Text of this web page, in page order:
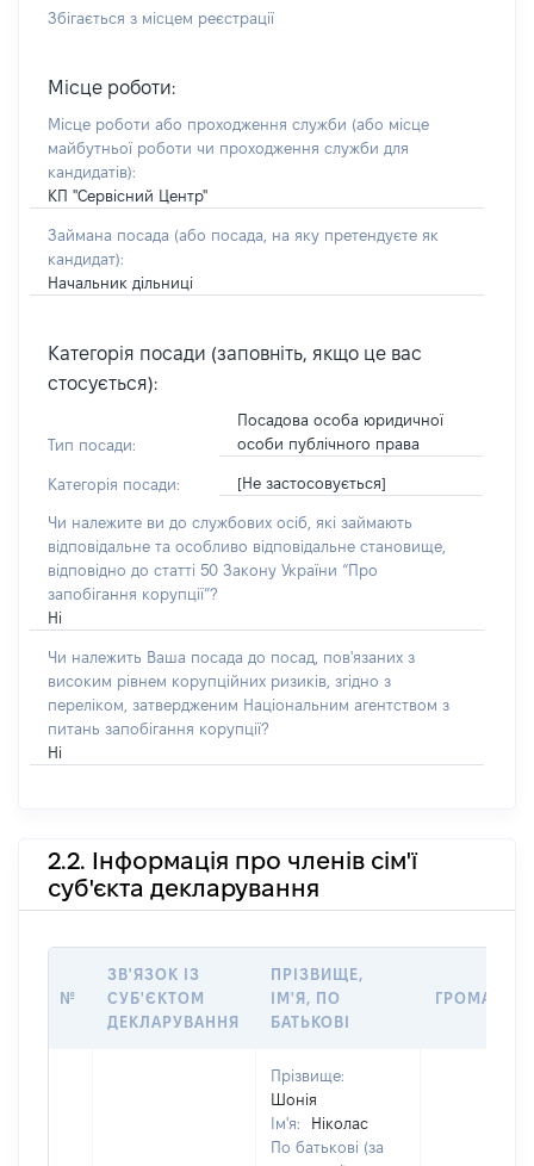
Збігається з місцем реєстрації
Місце роботи:
Місце роботи або проходження служби (або місце
майбутньої роботи чи проходження служби для
кандидатів):
КП "Сервісний Центр"
Займана посада (або посада, на яку претендуєте як
кандидат):
Начальник дільниці
Категорія посади (заповніть, якщо це вас
стосується):
Тип посади:
Посадова особа юридичної
особи публічного права
Категорія посади: [Не застосовується]
Чи належите ви до службових осіб, які займають
відповідальне та особливо відповідальне становище,
відповідно до статті 50 Закону України “Про
запобігання корупції”?
Ні
Чи належить Ваша посада до посад, пов'язаних з
високим рівнем корупційних ризиків, згідно з
переліком, затвердженим Національним агентством з
питань запобігання корупції?
Ні
2.2. Інформація про членів сім'ї
суб'єкта декларування
№
ЗВ'ЯЗОК ІЗ
СУБ'ЄКТОМ
ДЕКЛАРУВАННЯ
ПРІЗВИЩЕ,
ІМ'Я, ПО
БАТЬКОВІ
Прізвище:
Шонія
Ім'я:
Ніколас
По батькові (за